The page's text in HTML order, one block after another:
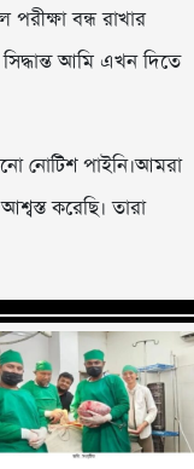
বন্ধ রাখার
সিদ্ধান্ত আমি এখন দিতে
নোটিশ পাইনি।আমরা
করেছি। তারা